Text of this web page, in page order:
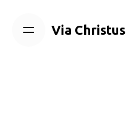
content
Via Christus